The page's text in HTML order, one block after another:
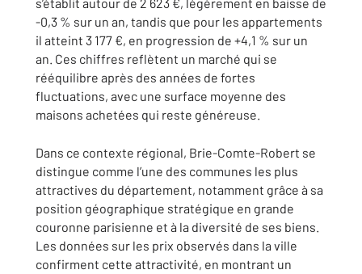
-0,3 % sur un an, tandis que pour les appartements
il atteint 3 177 €, en progression de +4,1 % sur un
an. Ces chiffres reflètent un marché qui se
rééquilibre après des années de fortes
fluctuations, avec une surface moyenne des
maisons achetées qui reste généreuse.
Dans ce contexte régional, Brie-Comte-Robert se
distingue comme l’une des communes les plus
attractives du département, notamment grâce à sa
position géographique stratégique en grande
couronne parisienne et à la diversité de ses biens.
Les données sur les prix observés dans la ville
confirment cette attractivité, en montrant un